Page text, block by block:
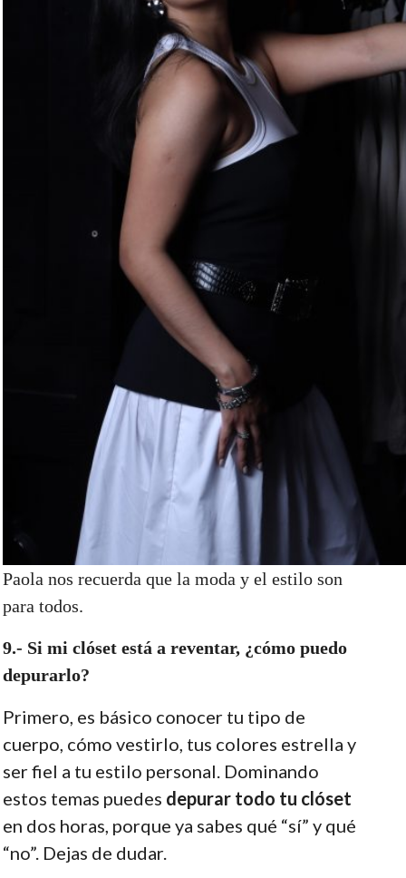
Paola nos recuerda que la moda y el estilo son
para todos.
9.- Si mi clóset está a reventar, ¿cómo puedo
depurarlo?
Primero, es básico conocer tu tipo de
cuerpo, cómo vestirlo, tus colores estrella y
ser fiel a tu estilo personal. Dominando
estos temas puedes depurar todo tu clóset
en dos horas, porque ya sabes qué “sí” y qué
“no”. Dejas de dudar.